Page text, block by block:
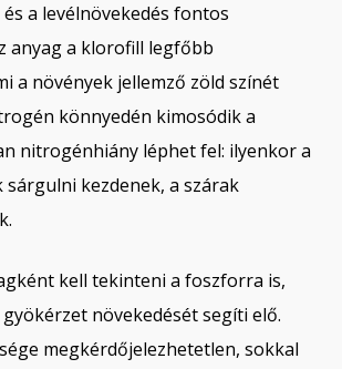
a levélnövekedés fontos
anyag a klorofill legfőbb
a növények jellemző zöld színét
könnyedén kimosódik a
nitrogénhiány léphet fel: ilyenkor a
sárgulni kezdenek, a szárak
kell tekinteni a foszforra is,
növekedését segíti elő.
megkérdőjelezhetetlen, sokkal